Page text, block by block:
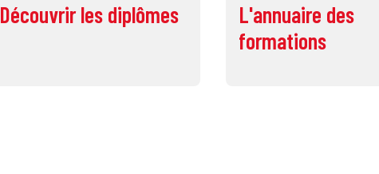
Découvrir les diplômes
L'annuaire des
formations